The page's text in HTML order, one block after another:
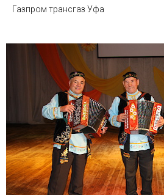
Газпром трансгаз Уфа